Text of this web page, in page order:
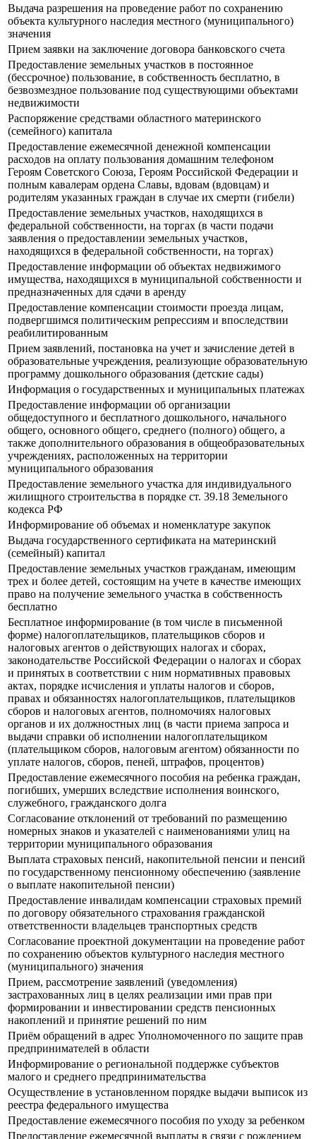
Выдача разрешения на проведение работ по сохранению
объекта культурного наследия местного (муниципального)
значения
Прием заявки на заключение договора банковского счета
Предоставление земельных участков в постоянное
(бессрочное) пользование, в собственность бесплатно, в
безвозмездное пользование под существующими объектами
недвижимости
Распоряжение средствами областного материнского
(семейного) капитала
Предоставление ежемесячной денежной компенсации
расходов на оплату пользования домашним телефоном
Героям Советского Союза, Героям Российской Федерации и
полным кавалерам ордена Славы, вдовам (вдовцам) и
родителям указанных граждан в случае их смерти (гибели)
Предоставление земельных участков, находящихся в
федеральной собственности, на торгах (в части подачи
заявления о предоставлении земельных участков,
находящихся в федеральной собственности, на торгах)
Предоставление информации об объектах недвижимого
имущества, находящихся в муниципальной собственности и
предназначенных для сдачи в аренду
Предоставление компенсации стоимости проезда лицам,
подвергшимся политическим репрессиям и впоследствии
реабилитированным
Прием заявлений, постановка на учет и зачисление детей в
образовательные учреждения, реализующие образовательную
программу дошкольного образования (детские сады)
Информация о государственных и муниципальных платежах
Предоставление информации об организации
общедоступного и бесплатного дошкольного, начального
общего, основного общего, среднего (полного) общего, а
также дополнительного образования в общеобразовательных
учреждениях, расположенных на территории
муниципального образования
Предоставление земельного участка для индивидуального
жилищного строительства в порядке ст. 39.18 Земельного
кодекса РФ
Информирование об объемах и номенклатуре закупок
Выдача государственного сертификата на материнский
(семейный) капитал
Предоставление земельных участков гражданам, имеющим
трех и более детей, состоящим на учете в качестве имеющих
право на получение земельного участка в собственность
бесплатно
Бесплатное информирование (в том числе в письменной
форме) налогоплательщиков, плательщиков сборов и
налоговых агентов о действующих налогах и сборах,
законодательстве Российской Федерации о налогах и сборах
и принятых в соответствии с ним нормативных правовых
актах, порядке исчисления и уплаты налогов и сборов,
правах и обязанностях налогоплательщиков, плательщиков
сборов и налоговых агентов, полномочиях налоговых
органов и их должностных лиц (в части приема запроса и
выдачи справки об исполнении налогоплательщиком
(плательщиком сборов, налоговым агентом) обязанности по
уплате налогов, сборов, пеней, штрафов, процентов)
Предоставление ежемесячного пособия на ребенка граждан,
погибших, умерших вследствие исполнения воинского,
служебного, гражданского долга
Согласование отклонений от требований по размещению
номерных знаков и указателей с наименованиями улиц на
территории муниципального образования
Выплата страховых пенсий, накопительной пенсии и пенсий
по государственному пенсионному обеспечению (заявление
о выплате накопительной пенсии)
Предоставление инвалидам компенсации страховых премий
по договору обязательного страхования гражданской
ответственности владельцев транспортных средств
Согласование проектной документации на проведение работ
по сохранению объектов культурного наследия местного
(муниципального) значения
Прием, рассмотрение заявлений (уведомления)
застрахованных лиц в целях реализации ими прав при
формировании и инвестировании средств пенсионных
накоплений и принятие решений по ним
Приём обращений в адрес Уполномоченного по защите прав
предпринимателей в области
Информирование о региональной поддержке субъектов
малого и среднего предпринимательства
Осуществление в установленном порядке выдачи выписок из
реестра федерального имущества
Предоставление ежемесячного пособия по уходу за ребенком
Предоставление ежемесячной выплаты в связи с рождением